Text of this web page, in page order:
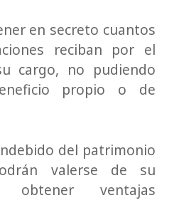
en secreto cuantos
reciban por el
cargo, no pudiendo
propio o de
del patrimonio
valerse de su
obtener ventajas